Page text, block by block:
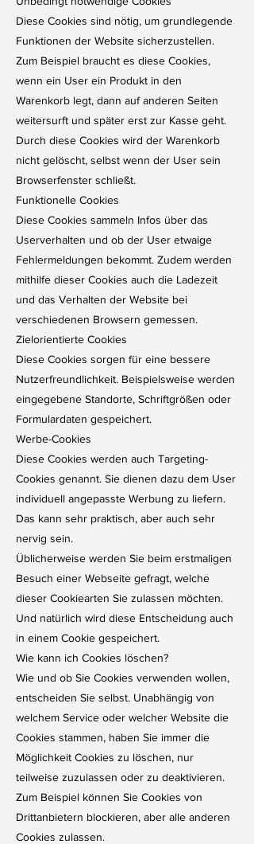
Diese Cookies sind nötig, um grundlegende
Funktionen der Website sicherzustellen.
Zum Beispiel braucht es diese Cookies,
wenn ein User ein Produkt in den
Warenkorb legt, dann auf anderen Seiten
weitersurft und später erst zur Kasse geht.
Durch diese Cookies wird der Warenkorb
nicht gelöscht, selbst wenn der User sein
Browserfenster schließt.
Funktionelle Cookies
Diese Cookies sammeln Infos über das
Userverhalten und ob der User etwaige
Fehlermeldungen bekommt. Zudem werden
mithilfe dieser Cookies auch die Ladezeit
und das Verhalten der Website bei
verschiedenen Browsern gemessen.
Zielorientierte Cookies
Diese Cookies sorgen für eine bessere
Nutzerfreundlichkeit. Beispielsweise werden
eingegebene Standorte, Schriftgrößen oder
Formulardaten gespeichert.
Werbe-Cookies
Diese Cookies werden auch Targeting-
Cookies genannt. Sie dienen dazu dem User
individuell angepasste Werbung zu liefern.
Das kann sehr praktisch, aber auch sehr
nervig sein.
Üblicherweise werden Sie beim erstmaligen
Besuch einer Webseite gefragt, welche
dieser Cookiearten Sie zulassen möchten.
Und natürlich wird diese Entscheidung auch
in einem Cookie gespeichert.
Wie kann ich Cookies löschen?
Wie und ob Sie Cookies verwenden wollen,
entscheiden Sie selbst. Unabhängig von
welchem Service oder welcher Website die
Cookies stammen, haben Sie immer die
Möglichkeit Cookies zu löschen, nur
teilweise zuzulassen oder zu deaktivieren.
Zum Beispiel können Sie Cookies von
Drittanbietern blockieren, aber alle anderen
Cookies zulassen.